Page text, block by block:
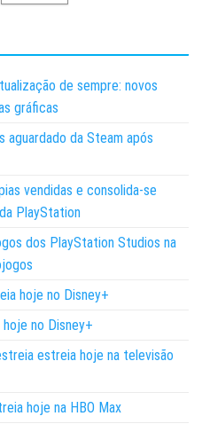
de sempre: novos
gráficas
da Steam após
vendidas e consolida-se
PlayStation
dos PlayStation Studios na
hoje no Disney+
no Disney+
estreia hoje na televisão
hoje na HBO Max